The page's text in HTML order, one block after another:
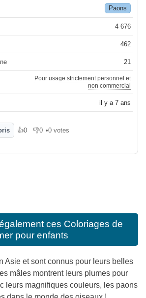
Paons
4 676
462
21
Pour usage strictement personnel et
non commercial
il y a 7 ans
👍0
J'aime👎0
Je n'aime pas
•0 votes
ces Coloriages de
pour enfants
Asie et sont connus pour leurs belles
mâles montrent leurs plumes pour
leurs magnifiques couleurs, les paons